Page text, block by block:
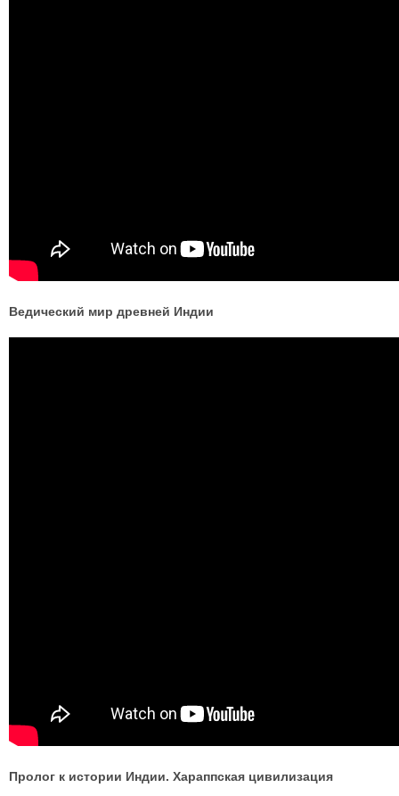
Ведический мир древней Индии
Пролог к истории Индии. Хараппская цивилизация